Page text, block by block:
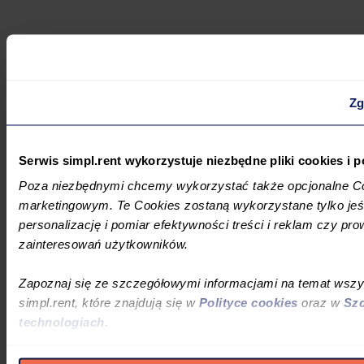
Serwis simpl.rent wykorzystuje niezbędne pliki cookies i
Poza niezbędnymi chcemy wykorzystać także opcjonalne
marketingowym. Te Cookies zostaną wykorzystane tylko
personalizację i pomiar efektywności treści i reklam czy
zainteresowań użytkowników.
Zapoznaj się ze szczegółowymi informacjami na temat
simpl.rent, które znajdują się w Polityce cookies oraz w
technologiach.
Umożliwiamy Ci dostosowanie preferencji poprzez użycie